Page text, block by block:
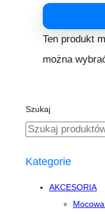
Ten produkt
można
Szukaj
Kategorie
AKCESORIA